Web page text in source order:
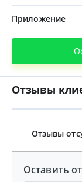
Приложение
Отзывы
Отзывы
Оставить